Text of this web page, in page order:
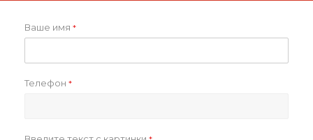
Prospero
небьющийся Sate Crystal
Ваше имя *
Телефон *